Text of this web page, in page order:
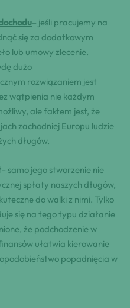
– jeśli pracujemy na
się za dodatkowym
lub umowy zlecenie.
dużo
rozwiązaniem jest
wątpienia nie każdym
ale faktem jest, że
zachodniej Europu ludzie
długów.
– samo jego stworzenie nie
spłaty naszych długów,
do walki z nimi. Tylko
się na tego typu działanie
że podchodzenie w
ułatwia kierowanie
popadnięcia w